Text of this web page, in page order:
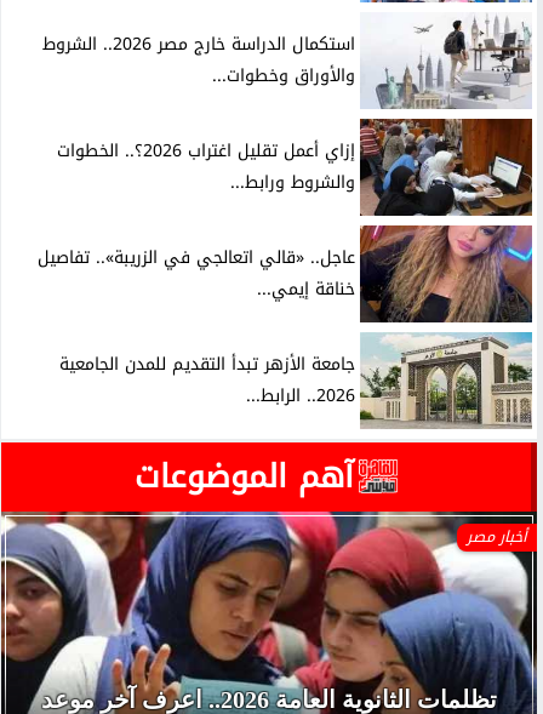
استكمال الدراسة خارج مصر 2026.. الشروط
والأوراق وخطوات...
إزاي أعمل تقليل اغتراب 2026؟.. الخطوات
والشروط ورابط...
عاجل.. «قالي اتعالجي في الزريبة».. تفاصيل
خناقة إيمي...
جامعة الأزهر تبدأ التقديم للمدن الجامعية
2026.. الرابط...
آهم الموضوعات
أخبار مصر
تظلمات الثانوية العامة 2026.. اعرف آخر موعد